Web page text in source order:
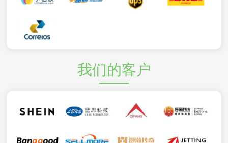
我们的客户